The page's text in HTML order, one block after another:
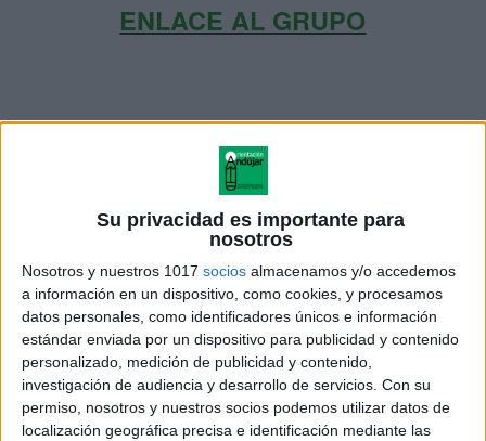
Su privacidad es importante para
nosotros
Nosotros y nuestros 1017 socios almacenamos y/o accedemos
a información en un dispositivo, como cookies, y procesamos
datos personales, como identificadores únicos e información
estándar enviada por un dispositivo para publicidad y contenido
personalizado, medición de publicidad y contenido,
investigación de audiencia y desarrollo de servicios. Con su
permiso, nosotros y nuestros socios podemos utilizar datos de
localización geográfica precisa e identificación mediante las
ENLACE AL GRUPO
DESCARGA MÁS ABAJO EL
RECURSO EN PDF